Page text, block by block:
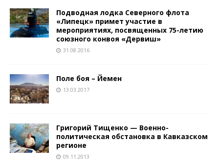
Подводная лодка Северного флота
«Липецк» примет участие в
мероприятиях, посвященных 75-летию
союзного конвоя «Дервиш»
31.08.2016
Поле боя – Йемен
13.03.2017
Григорий Тищенко — Военно-
политическая обстановка в Кавказском
регионе
09.11.2013